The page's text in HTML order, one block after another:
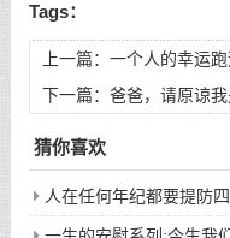
Tags：
上一篇： 一个人的幸运
下一篇： 爸爸，请原谅我
猜你喜欢
人在任何年纪都要提防